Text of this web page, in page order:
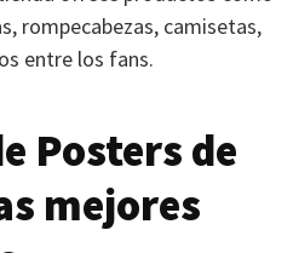
rompecabezas, camisetas,
entre los fans.
Posters de
mejores